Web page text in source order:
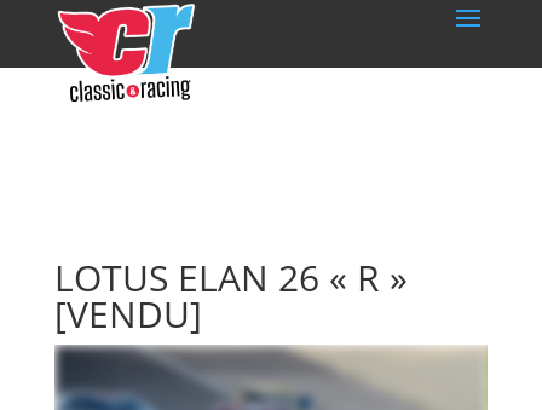
LOTUS ELAN 26 « R »
[VENDU]